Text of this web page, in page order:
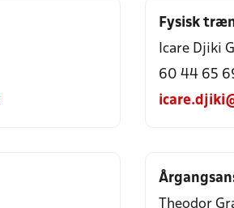
Fysisk
Icare Djiki
60 44 65
Theodor